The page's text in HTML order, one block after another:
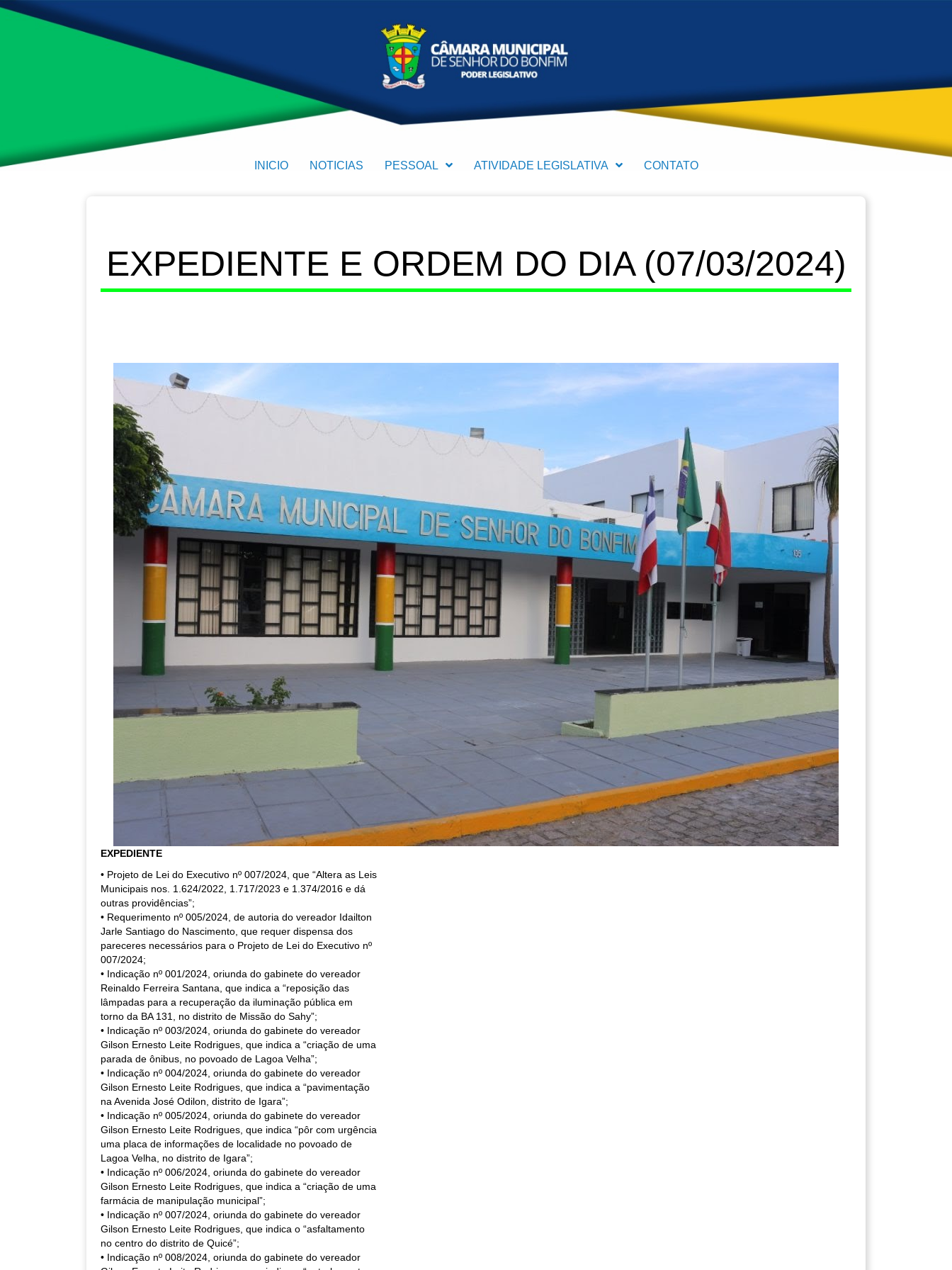
INICIO NOTICIAS PESSOAL ATIVIDADE LEGISLATIVA CONTATO
EXPEDIENTE E ORDEM DO DIA (07/03/2024)
EXPEDIENTE
• Projeto de Lei do Executivo nº 007/2024, que “Altera as Leis
Municipais nos. 1.624/2022, 1.717/2023 e 1.374/2016 e dá
outras providências”;
• Requerimento nº 005/2024, de autoria do vereador Idailton
Jarle Santiago do Nascimento, que requer dispensa dos
pareceres necessários para o Projeto de Lei do Executivo nº
007/2024;
• Indicação nº 001/2024, oriunda do gabinete do vereador
Reinaldo Ferreira Santana, que indica a “reposição das
lâmpadas para a recuperação da iluminação pública em
torno da BA 131, no distrito de Missão do Sahy”;
• Indicação nº 003/2024, oriunda do gabinete do vereador
Gilson Ernesto Leite Rodrigues, que indica a “criação de uma
parada de ônibus, no povoado de Lagoa Velha”;
• Indicação nº 004/2024, oriunda do gabinete do vereador
Gilson Ernesto Leite Rodrigues, que indica a “pavimentação
na Avenida José Odilon, distrito de Igara”;
• Indicação nº 005/2024, oriunda do gabinete do vereador
Gilson Ernesto Leite Rodrigues, que indica “pôr com urgência
uma placa de informações de localidade no povoado de
Lagoa Velha, no distrito de Igara”;
• Indicação nº 006/2024, oriunda do gabinete do vereador
Gilson Ernesto Leite Rodrigues, que indica a “criação de uma
farmácia de manipulação municipal”;
• Indicação nº 007/2024, oriunda do gabinete do vereador
Gilson Ernesto Leite Rodrigues, que indica o “asfaltamento
no centro do distrito de Quicé”;
• Indicação nº 008/2024, oriunda do gabinete do vereador